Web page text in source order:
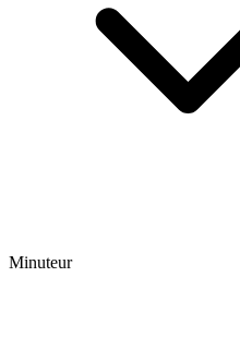
Minuteur